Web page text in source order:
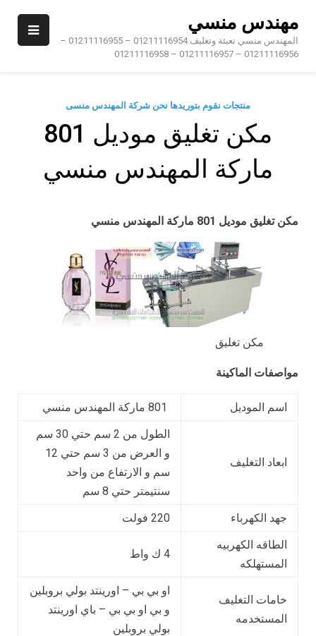
content
مهندس منسي
المهندس منسي تعبئة وتغليف 01211116954 – 01211116955 –
01211116956 – 01211116957 – 01211116958
منتجات نقوم بتوريدها نحن شركة المهندس منسى
مكن تغليق موديل 801
ماركة المهندس منسي
مكن تغليق موديل 801 ماركة المهندس منسي
مكن تغليق
مواصفات الماكينة
اسم الموديل
ابعاد التغليف
الطول من 2 سم حتي 30 سم
و العرض من 3 سم حتي 12
سم و الارتفاع من واحد
سنتيمتر حتي 8 سم
جهد الكهرباء
220 فولت
الطاقه الكهربيه
المستهلكه
4 ك واط
خامات التغليف
المستخدمه
او بي بي – اورينتد بولي بروبلين
و بي او بي بي – باي اورينتد
بولي بروبلين